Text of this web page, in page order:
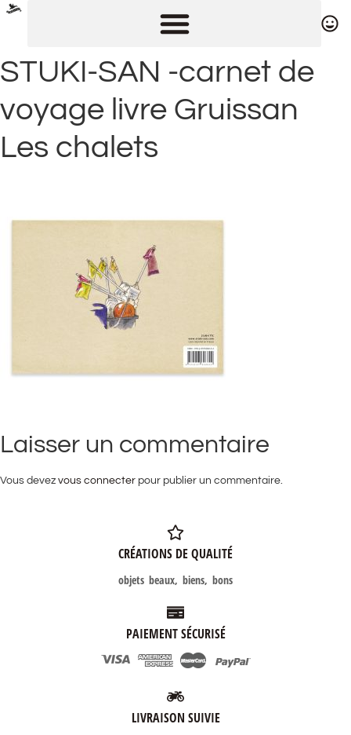
STUKI-SAN -carnet de
voyage livre Gruissan
Les chalets
Laisser un commentaire
Vous devez vous connecter pour publier un commentaire.
CRÉATIONS DE QUALITÉ
objets beaux, biens, bons
PAIEMENT SÉCURISÉ
LIVRAISON SUIVIE